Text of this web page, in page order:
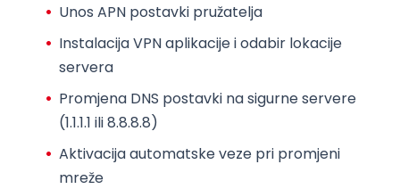
Unos APN postavki pružatelja
Instalacija VPN aplikacije i odabir lokacije
servera
Promjena DNS postavki na sigurne servere
(1.1.1.1 ili 8.8.8.8)
Aktivacija automatske veze pri promjeni
mreže